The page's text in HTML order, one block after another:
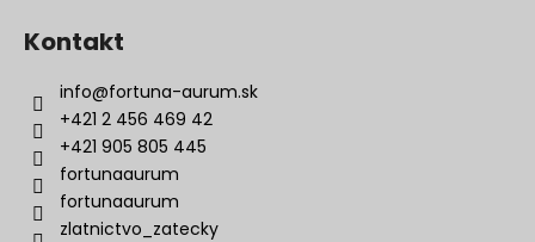
Kontakt
info@fortuna-aurum.sk
+421 2 456 469 42
+421 905 805 445
fortunaaurum
fortunaaurum
zlatnictvo_zatecky